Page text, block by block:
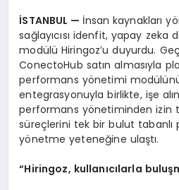
İSTANBUL — İnsan kaynakları
sağlayıcısı idenfit, yapay zeka
modülü Hiringoz’u duyurdu.
ConectoHub satın almasıyla
performans yönetimi
entegrasyonuyla birlikte, işe
performans yönetiminden izin
süreçlerini tek bir bulut
yönetme yeteneğine ulaştı.
“Hiringoz, kullanıcılarla buluş